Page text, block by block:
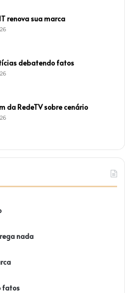
renova sua marca
debatendo fatos
da RedeTV sobre cenário
nada
fatos